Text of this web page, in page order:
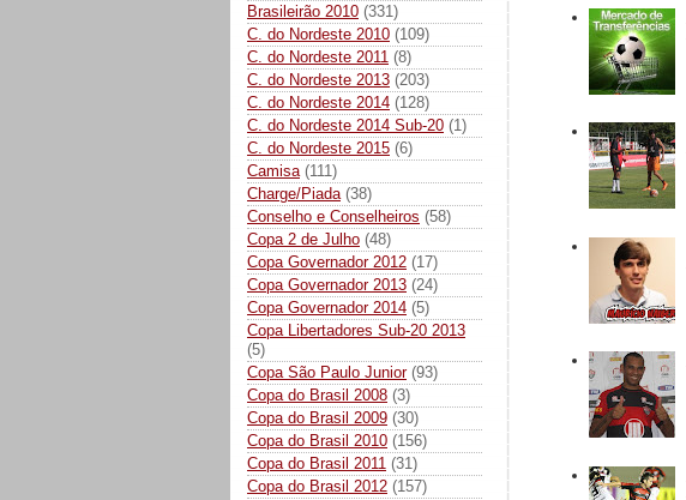
Brasileirão 2010 (331)
C. do Nordeste 2010 (109)
C. do Nordeste 2011 (8)
C. do Nordeste 2013 (203)
C. do Nordeste 2014 (128)
C. do Nordeste 2014 Sub-20 (1)
C. do Nordeste 2015 (6)
Camisa (111)
Charge/Piada (38)
Conselho e Conselheiros (58)
Copa 2 de Julho (48)
Copa Governador 2012 (17)
Copa Governador 2013 (24)
Copa Governador 2014 (5)
Copa Libertadores Sub-20 2013
(5)
Copa São Paulo Junior (93)
Copa do Brasil 2008 (3)
Copa do Brasil 2009 (30)
Copa do Brasil 2010 (156)
Copa do Brasil 2011 (31)
Copa do Brasil 2012 (157)